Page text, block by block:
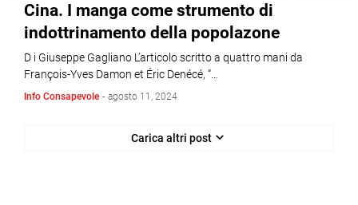
Cina. I manga come strumento di
indottrinamento della popolazone
D i Giuseppe Gagliano L’articolo scritto a quattro mani da
François-Yves Damon et Éric Denécé, “…
Info Consapevole - agosto 11, 2024
Carica altri post